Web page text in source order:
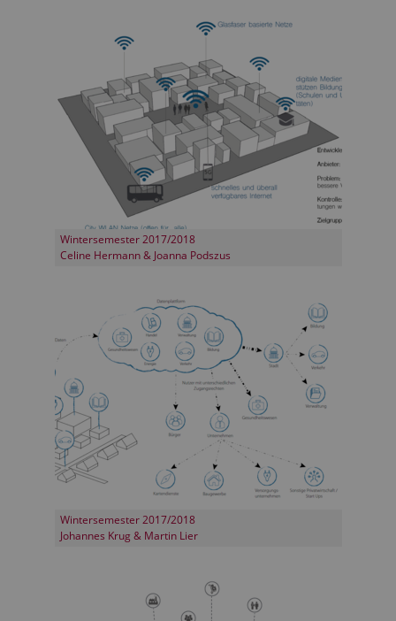
Wintersemester 2017/2018
Celine Hermann & Joanna Podszus
Wintersemester 2017/2018
Johannes Krug & Martin Lier